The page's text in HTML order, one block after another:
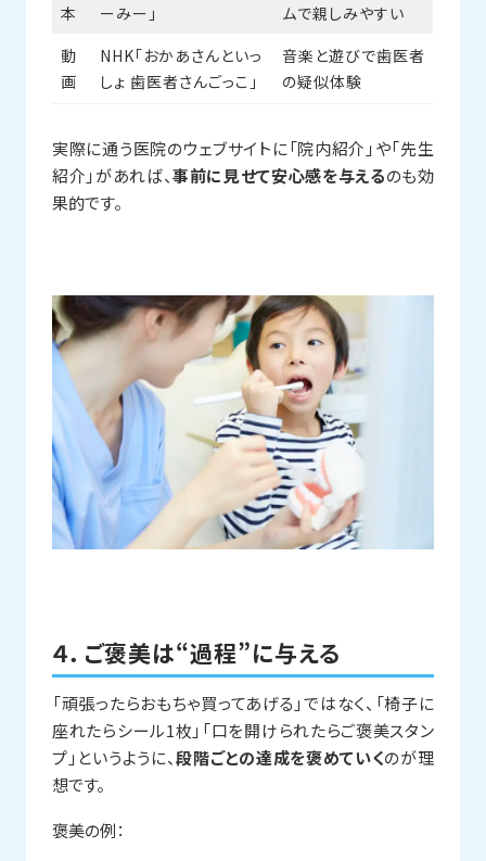
本
ーみー」
ムで親しみやすい
動
画
NHK「おかあさんといっ
しょ 歯医者さんごっこ」
音楽と遊びで歯医者
の疑似体験
実際に通う医院のウェブサイトに「院内紹介」や「先生
紹介」があれば、事前に見せて安心感を与えるのも効
果的です。
４．ご褒美は“過程”に与える
「頑張ったらおもちゃ買ってあげる」ではなく、「椅子に
座れたらシール1枚」「口を開けられたらご褒美スタン
プ」というように、段階ごとの達成を褒めていくのが理
想です。
褒美の例：